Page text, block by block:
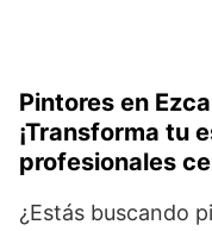
Pintores en
¡Transforma tu
profesionales
¿Estás buscando